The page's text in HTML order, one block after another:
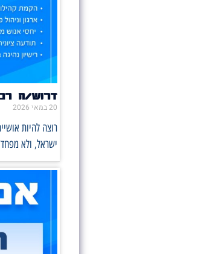
דרוש/ה
20 במאי 2026
רוצה להיות
ישראל, ולא